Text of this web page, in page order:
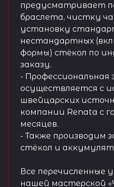
предусматривает
браслета, чистку
установку
нестандартных
формы) стёкол по
заказу.
- Профессиональная
осуществляется с
швейцарских
компании Renata с
месяцев.
- Также производим
стёкол и
Все перечисленные
нашей мастерской